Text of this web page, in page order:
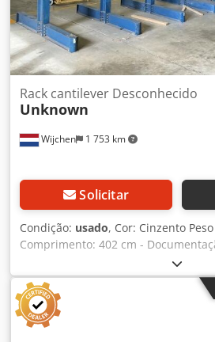
Wijchen 1 753 km
Rack cantilever Desconhecido
Unknown
Solicitar
Condição: usado, Cor: Cinzento
Comprimento: 402 cm -
Certificado CE disponível: Não -
Número de suportes [unid.]: 11 -
44 - Capacidade de carga total por
Capacidade de carga por braço [kg]:
do braço [mm]: 1.220 - Altura do